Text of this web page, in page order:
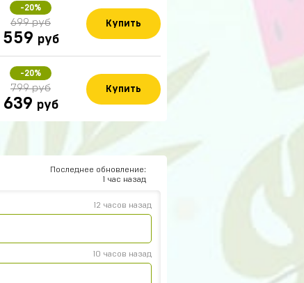
-20%
699 руб
559 руб
Купить
-20%
799 руб
639 руб
Купить
Последнее обновление:
1 час назад
14 часов назад
13 часов назад
12 часов назад
12 часов назад
10 часов назад